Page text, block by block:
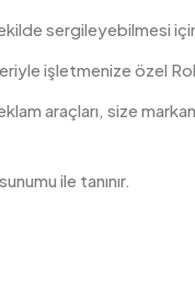
sergileyebilmesi
işletmenize özel
araçları, size
ile tanınır.